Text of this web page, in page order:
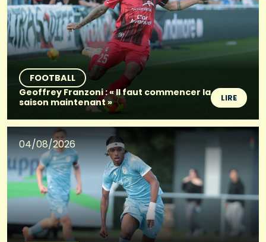
FOOTBALL
Geoffrey Franzoni : « Il faut commencer la
saison maintenant »
LIRE
04/08/2026